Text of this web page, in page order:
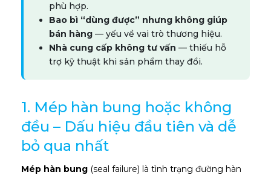
phù hợp.
Bao bì “dùng được” nhưng không giúp
bán hàng — yếu về vai trò thương hiệu.
Nhà cung cấp không tư vấn — thiếu hỗ
trợ kỹ thuật khi sản phẩm thay đổi.
1. Mép hàn bung hoặc không
đều – Dấu hiệu đầu tiên và dễ
bỏ qua nhất
Mép hàn bung (seal failure) là tình trạng đường hàn